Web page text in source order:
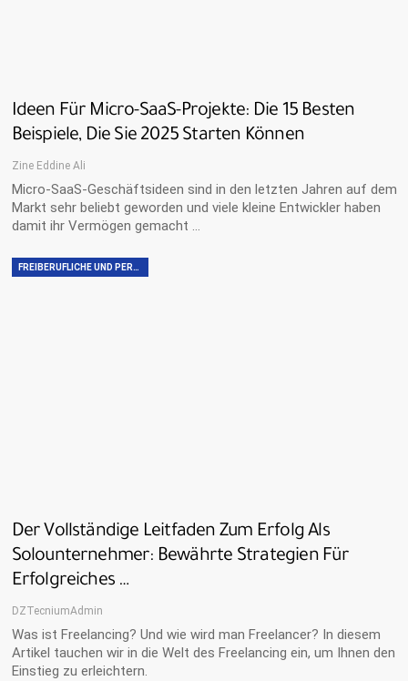
Ideen Für Micro-SaaS-Projekte: Die 15 Besten
Beispiele, Die Sie 2025 Starten Können
Zine Eddine Ali
Micro-SaaS-Geschäftsideen sind in den letzten Jahren auf dem
Markt sehr beliebt geworden und viele kleine Entwickler haben
damit ihr Vermögen gemacht …
FREIBERUFLICHE UND PERSÖNLICHE FÄHIGKEITEN
Der Vollständige Leitfaden Zum Erfolg Als
Solounternehmer: Bewährte Strategien Für
Erfolgreiches …
DZTecniumAdmin
Was ist Freelancing? Und wie wird man Freelancer? In diesem
Artikel tauchen wir in die Welt des Freelancing ein, um Ihnen den
Einstieg zu erleichtern.